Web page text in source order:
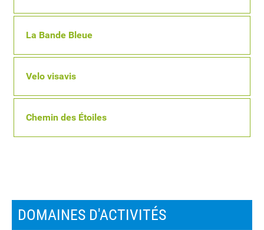
La Bande Bleue
Velo visavis
Chemin des Étoiles
DOMAINES D'ACTIVITÉS